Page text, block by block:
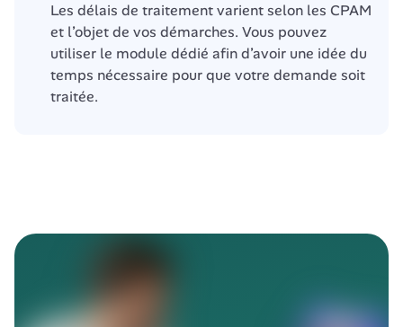
Les délais de traitement varient selon les CPAM
et l’objet de vos démarches. Vous pouvez
utiliser le module dédié afin d’avoir une idée du
temps nécessaire pour que votre demande soit
traitée.